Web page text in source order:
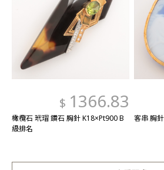
$ 1366.83
橄欖石 玳瑁 鑽石 胸針 K18×Pt900 B
級排名
客串 胸